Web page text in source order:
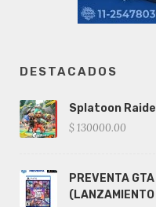
DESTACADOS
Splatoon
$ 130000.00
PREVENTA